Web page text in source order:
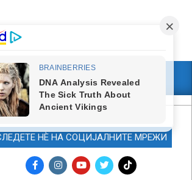
МАРКЕТИНГ
НЀ НА СОЦИЈАЛНИТЕ МРЕЖИ